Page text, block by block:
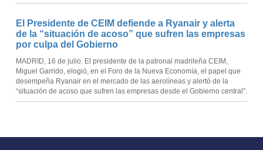
El Presidente de CEIM defiende a Ryanair y alerta
de la “situación de acoso” que sufren las empresas
por culpa del Gobierno
MADRID, 16 de julio. El presidente de la patronal madrileña CEIM,
Miguel Garrido, elogió, en el Foro de la Nueva Economía, el papel que
desempeña Ryanair en el mercado de las aerolíneas y alertó de la
“situación de acoso que sufren las empresas desde el Gobierno central”.